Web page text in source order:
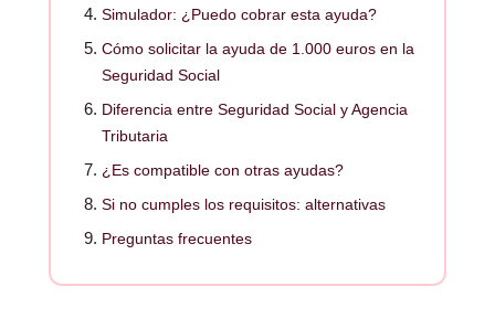
Simulador: ¿Puedo cobrar esta ayuda?
Cómo solicitar la ayuda de 1.000 euros en la
Seguridad Social
Diferencia entre Seguridad Social y Agencia
Tributaria
¿Es compatible con otras ayudas?
Si no cumples los requisitos: alternativas
Preguntas frecuentes